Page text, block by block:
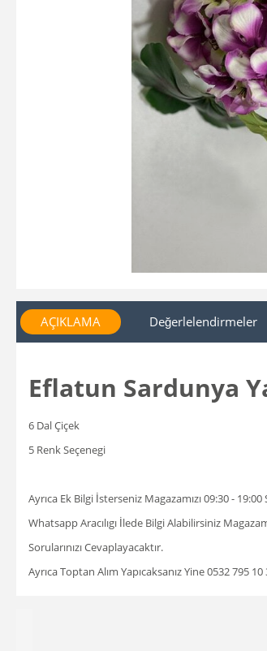
AÇIKLAMA Değerlelendirmeler
Eflatun Sardunya
6 Dal Çiçek
5 Renk Seçenegi
Ayrıca Ek Bilgi İsterseniz Magazamızı 09:30 -
Whatsapp Aracılıgı İlede Bilgi Alabilirsiniz
Sorularınızı Cevaplayacaktır.
Ayrıca Toptan Alım Yapıcaksanız Yine 0532 795